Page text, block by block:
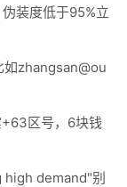
装度低于95%立
如zhangsan@ou
区号，6块钱
high demand"别